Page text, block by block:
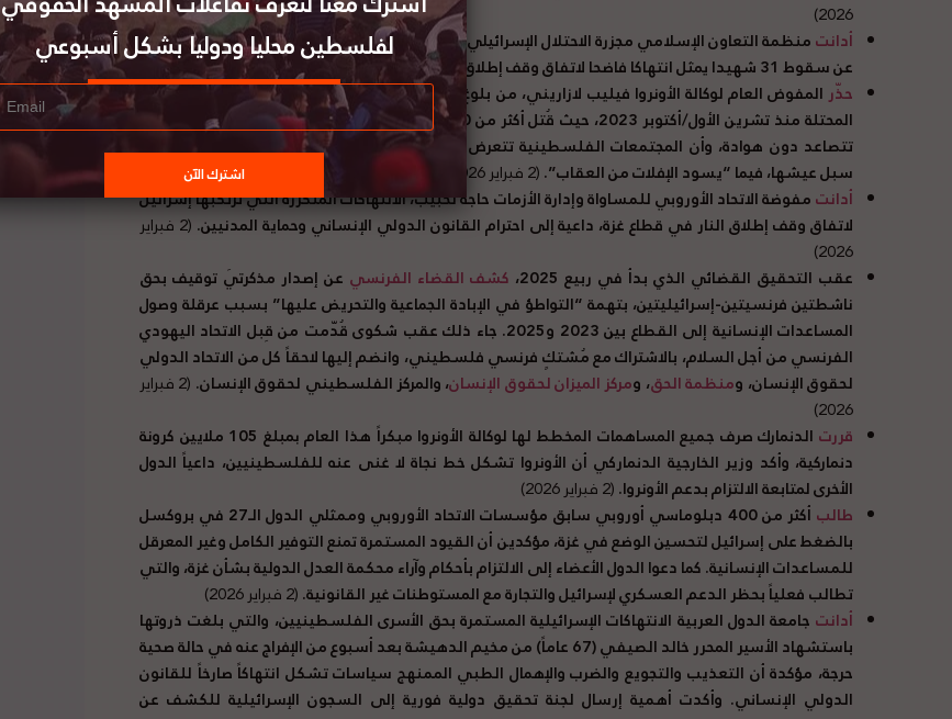
2026)
أدانتمنظمة التعاون الإسلامي مجزرة الاحتلال الإسرائيلي في قطاع غزة، مؤكدة أن القصف الأخير الذي أسفر
عن سقوط 31 شهيدا يمثل انتهاكا فاضحا لاتفاق وقف إطلاق النار.
(1 فبراير 2026)
حذّرالمفوض العام لوكالة الأونروا فيليب لازاريني، من بلوغ مستويات قياسية من العنف في الضفة الغربية
المحتلة منذ تشرين الأول/أكتوبر 2023، حيث قُتل أكثر من 1000 فلسطيني. وأكد أن اعتداءات المستوطنين
تتصاعد دون هوادة، وأن المجتمعات الفلسطينية تتعرض باستمرار للترهيب، والاقتلاع من أراضيها، وتدمير
سبل عيشها، فيما “يسود الإفلات من العقاب”.(2 فبراير 2026)
أدانتمفوضة الاتحاد الأوروبي للمساواة وإدارة الأزمات حاجة لحبيب، الانتهاكات المتكررة التي ترتكبها إسرائيل
لاتفاق وقف إطلاق النار في قطاع غزة، داعية إلى احترام القانون الدولي الإنساني وحماية المدنيين.
(2 فبراير
2026)
عقب التحقيق القضائي الذي بدأ في ربيع 2025،
كشف القضاء الفرنسي عن إصدار مذكرتَي توقيف بحق
ناشطتين فرنسيتين-إسرائيليتين، بتهمة “التواطؤ في الإبادة الجماعية والتحريض عليها” بسبب عرقلة وصول
المساعدات الإنسانية إلى القطاع بين 2023 و2025. جاء ذلك عقب شكوى قُدّمت من قِبل الاتحاد اليهودي
الفرنسي من أجل السلام، بالاشتراك مع مُشتكٍ فرنسي فلسطيني، وانضم إليها لاحقاً كل من الاتحاد الدولي
لحقوق الإنسان، ومنظمة الحق، ومركز الميزان لحقوق الإنسان، والمركز الفلسطيني لحقوق الإنسان.
(2 فبراير
2026)
قررت
الدنمارك صرف جميع المساهمات المخطط لها لوكالة الأونروا مبكراً هذا العام بمبلغ 105 ملايين كرونة
دنماركية، وأكد وزير الخارجية الدنماركي أن الأونروا تشكل خط نجاة لا غنى عنه للفلسطينيين، داعياً الدول
الأخرى لمتابعة الالتزام بدعم الأونروا.(2 فبراير 2026)
طالب
أكثر من 400 دبلوماسي أوروبي سابق مؤسسات الاتحاد الأوروبي وممثلي الدول الـ27 في بروكسل
بالضغط على إسرائيل لتحسين الوضع في غزة، مؤكدين أن القيود المستمرة تمنع التوفير الكامل وغير المعرقل
للمساعدات الإنسانية. كما دعوا الدول الأعضاء إلى الالتزام بأحكام وآراء محكمة العدل الدولية بشأن غزة، والتي
تطالب فعلياً بحظر الدعم العسكري لإسرائيل والتجارة مع المستوطنات غير القانونية.(2 فبراير 2026)
أدانت جامعة الدول العربية الانتهاكات الإسرائيلية المستمرة بحق الأسرى الفلسطينيين، والتي بلغت ذروتها
باستشهاد الأسير المحرر خالد الصيفي (67 عاماً) من مخيم الدهيشة بعد أسبوع من الإفراج عنه في حالة صحية
حرجة، مؤكدة أن التعذيب والتجويع والضرب والإهمال الطبي الممنهج سياسات تشكل انتهاكاً صارخاً للقانون
الدولي الإنساني. وأكدت أهمية إرسال لجنة تحقيق دولية فورية إلى السجون الإسرائيلية للكشف عن
لفلسطين محليا ودوليا بشكل أسبوعي